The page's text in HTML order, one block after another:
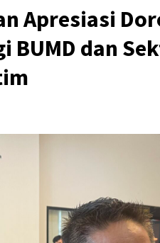
Apresiasi
BUMD dan